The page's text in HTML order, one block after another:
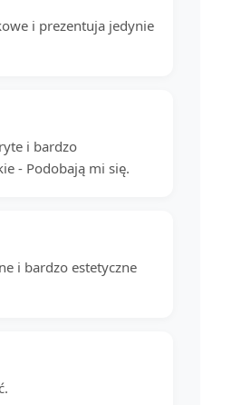
i prezentuja jedynie
i bardzo
- Podobają mi się.
i bardzo estetyczne